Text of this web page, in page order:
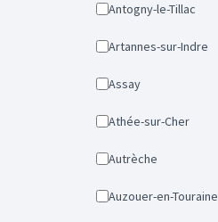
Antogny-le-Tillac
Artannes-sur-Indre
Assay
Athée-sur-Cher
Autrèche
Auzouer-en-Touraine